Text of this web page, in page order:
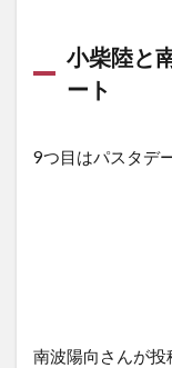
小柴陸と
ート
9つ目はパスタデ
南波陽向さんが